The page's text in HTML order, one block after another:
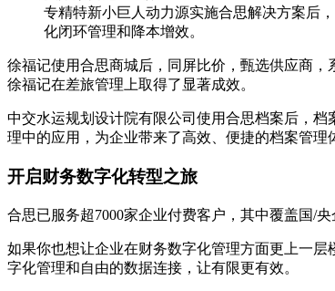
专精特新小巨人动力源实施合思解决方案后
化闭环管理和降本增效。
徐福记使用合思商城后，同屏比价，甄选供应商，
徐福记在差旅管理上取得了显著成效。
中交水运规划设计院有限公司使用合思档案后，档
理中的应用，为企业带来了高效、便捷的档案管理
开启财务数字化转型之旅
合思已服务超7000家企业付费客户，其中覆盖国/
如果你也想让企业在财务数字化管理方面更上一
字化管理和自由的数据连接，让有限更有效。